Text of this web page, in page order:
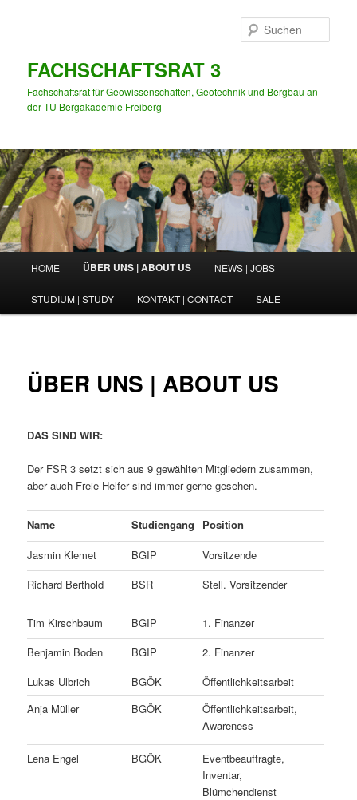
FACHSCHAFTSRAT 3
Fachschaftsrat für Geowissenschaften, Geotechnik und Bergbau an
der TU Bergakademie Freiberg
HOME ÜBER UNS | ABOUT US NEWS | JOBS
STUDIUM | STUDY KONTAKT | CONTACT SALE
ÜBER UNS | ABOUT US
DAS SIND WIR:
Der FSR 3 setzt sich aus 9 gewählten Mitgliedern zusammen,
aber auch Freie Helfer sind immer gerne gesehen.
Name Studiengang
Position
Jasmin Klemet
BGIP
Vorsitzende
Richard Berthold
BSR Stell. Vorsitzender
Tim Kirschbaum BGIP
1. Finanzer
Benjamin Boden
BGIP
2. Finanzer
Lukas Ulbrich
BGÖK
Öffentlichkeitsarbeit
Anja Müller
BGÖK
Öffentlichkeitsarbeit,
Awareness
Lena Engel BGÖK
Eventbeauftragte,
Inventar,
Blümchendienst